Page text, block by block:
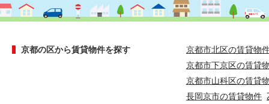
京都の区から賃貸物件を探す
京都市北区の賃貸物
京都市下京区の賃貸
京都市山科区の賃貸
長岡京市の賃貸物件